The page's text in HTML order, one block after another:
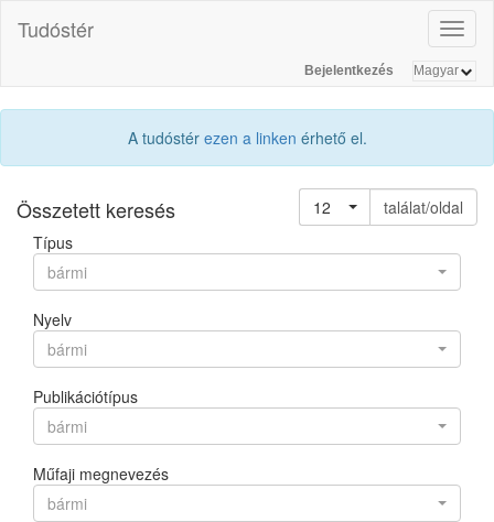
Tudóstér
Bejelentkezés
A tudóstér ezen a linken érhető el.
Összetett keresés 12
találat/oldal
Típus
bármi
Nyelv
bármi
Publikációtípus
bármi
Műfaji megnevezés
bármi